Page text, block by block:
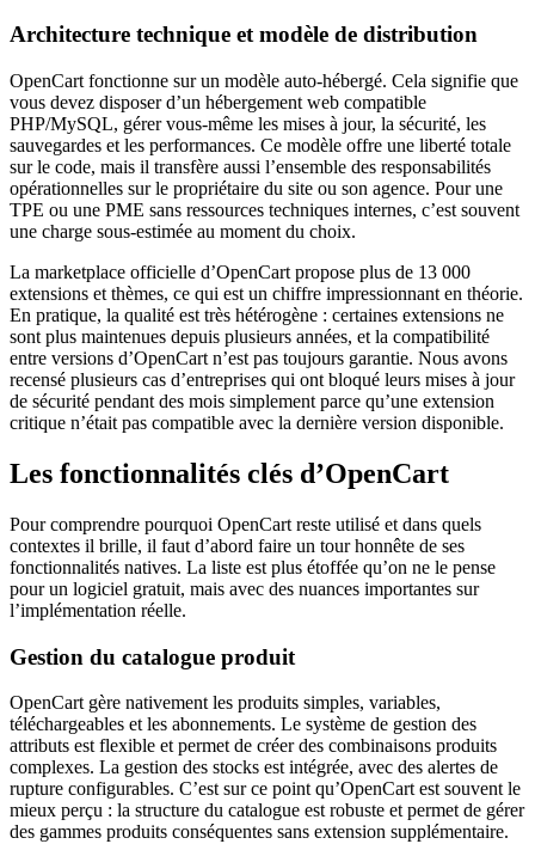
Architecture technique et modèle de distribution
OpenCart fonctionne sur un modèle auto-hébergé. Cela signifie que
vous devez disposer d’un hébergement web compatible
PHP/MySQL, gérer vous-même les mises à jour, la sécurité, les
sauvegardes et les performances. Ce modèle offre une liberté totale
sur le code, mais il transfère aussi l’ensemble des responsabilités
opérationnelles sur le propriétaire du site ou son agence. Pour une
TPE ou une PME sans ressources techniques internes, c’est souvent
une charge sous-estimée au moment du choix.
La marketplace officielle d’OpenCart propose plus de 13 000
extensions et thèmes, ce qui est un chiffre impressionnant en théorie.
En pratique, la qualité est très hétérogène : certaines extensions ne
sont plus maintenues depuis plusieurs années, et la compatibilité
entre versions d’OpenCart n’est pas toujours garantie. Nous avons
recensé plusieurs cas d’entreprises qui ont bloqué leurs mises à jour
de sécurité pendant des mois simplement parce qu’une extension
critique n’était pas compatible avec la dernière version disponible.
Les fonctionnalités clés d’OpenCart
Pour comprendre pourquoi OpenCart reste utilisé et dans quels
contextes il brille, il faut d’abord faire un tour honnête de ses
fonctionnalités natives. La liste est plus étoffée qu’on ne le pense
pour un logiciel gratuit, mais avec des nuances importantes sur
l’implémentation réelle.
Gestion du catalogue produit
OpenCart gère nativement les produits simples, variables,
téléchargeables et les abonnements. Le système de gestion des
attributs est flexible et permet de créer des combinaisons produits
complexes. La gestion des stocks est intégrée, avec des alertes de
rupture configurables. C’est sur ce point qu’OpenCart est souvent le
mieux perçu : la structure du catalogue est robuste et permet de gérer
des gammes produits conséquentes sans extension supplémentaire.